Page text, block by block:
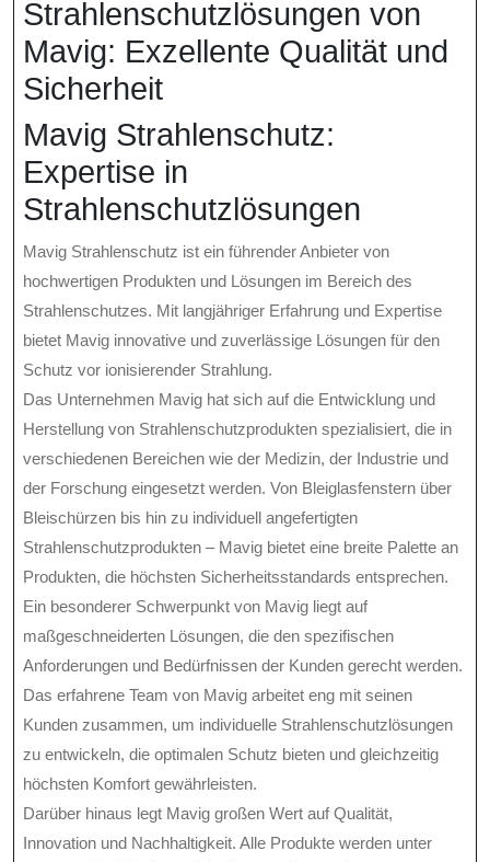
Strahlenschutzlösungen von
Mavig: Exzellente Qualität und
Sicherheit
Mavig Strahlenschutz:
Expertise in
Strahlenschutzlösungen
Mavig Strahlenschutz ist ein führender Anbieter von
hochwertigen Produkten und Lösungen im Bereich des
Strahlenschutzes. Mit langjähriger Erfahrung und Expertise
bietet Mavig innovative und zuverlässige Lösungen für den
Schutz vor ionisierender Strahlung.
Das Unternehmen Mavig hat sich auf die Entwicklung und
Herstellung von Strahlenschutzprodukten spezialisiert, die in
verschiedenen Bereichen wie der Medizin, der Industrie und
der Forschung eingesetzt werden. Von Bleiglasfenstern über
Bleischürzen bis hin zu individuell angefertigten
Strahlenschutzprodukten – Mavig bietet eine breite Palette an
Produkten, die höchsten Sicherheitsstandards entsprechen.
Ein besonderer Schwerpunkt von Mavig liegt auf
maßgeschneiderten Lösungen, die den spezifischen
Anforderungen und Bedürfnissen der Kunden gerecht werden.
Das erfahrene Team von Mavig arbeitet eng mit seinen
Kunden zusammen, um individuelle Strahlenschutzlösungen
zu entwickeln, die optimalen Schutz bieten und gleichzeitig
höchsten Komfort gewährleisten.
Darüber hinaus legt Mavig großen Wert auf Qualität,
Innovation und Nachhaltigkeit. Alle Produkte werden unter